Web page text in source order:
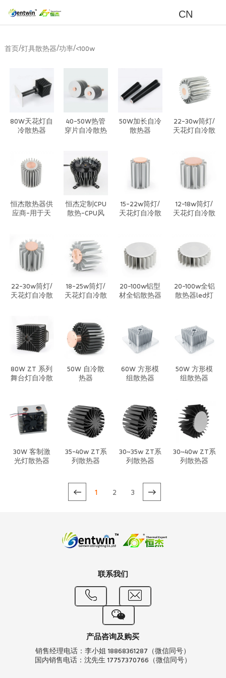
CN
首页/灯具散热器/功率/<100w
80W天花灯自
冷散热器
40-50W热管
穿片自冷散热
50W加长自冷
散热器
22-30w筒灯/
天花灯自冷散
恒杰散热器供
应商-用于天
恒杰定制CPU
散热-CPU风
15-22w筒灯/
天花灯自冷散
12-18w筒灯/
天花灯自冷散
22-30w筒灯/
天花灯自冷散
18-25w筒灯/
天花灯自冷散
20-100w铝型
材全铝散热器
20-100w全铝
散热器led灯
80W ZT 系列
舞台灯自冷散
50W 自冷散
热器
60W 方形模
组散热器
50W 方形模
组散热器
30W 客制激
光灯散热器
35-40w ZT系
列散热器
30~35w ZT系
列散热器
30~40w ZT系
列散热器
1 2 3
联系我们
产品咨询及购买
销售经理电话：李小姐 18868361287（微信同号）
国内销售电话：沈先生 17757370766（微信同号）